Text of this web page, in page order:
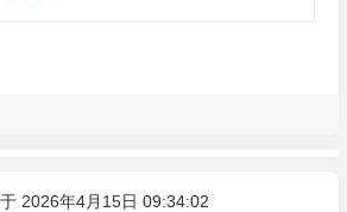
2026年4月15日 09:34:02